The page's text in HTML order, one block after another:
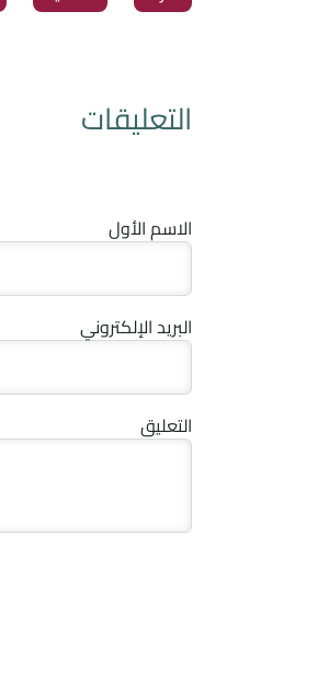
التعليقات
الاسم الأول
البريد الإلكتروني
التعليق